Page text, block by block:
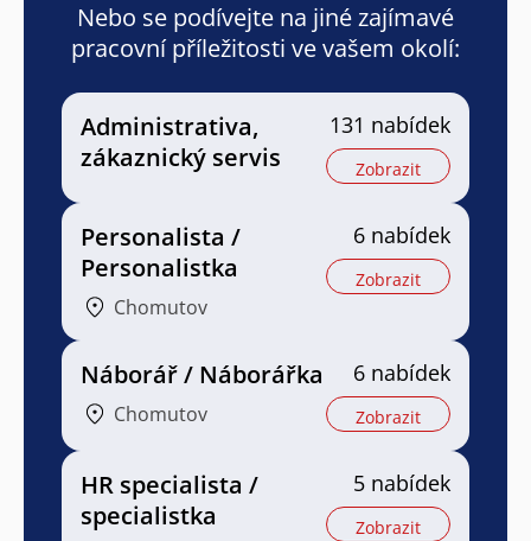
Nebo se podívejte na jiné zajímavé
pracovní příležitosti ve vašem okolí:
Administrativa,
zákaznický servis
131 nabídek
Zobrazit
Personalista /
Personalistka
Chomutov
6 nabídek
Zobrazit
Náborář / Náborářka
Chomutov
6 nabídek
Zobrazit
HR specialista /
specialistka
5 nabídek
Zobrazit